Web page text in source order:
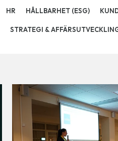
HR HÅLLBARHET (ESG)
STRATEGI &